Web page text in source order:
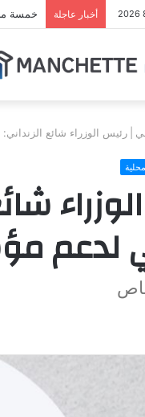
أخبار عاجلة خمسة
رئيس الوزراء شائع
لدعم